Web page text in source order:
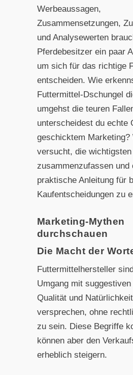
Werbeaussagen,
Zusammensetzungen,
und Analysewerten
Pferdebesitzer ein paar
um sich für das richtige
entscheiden. Wie
Futtermittel-Dschungel
umgehst die teuren
unterscheidest du echte
geschicktem Marketing?
versucht, die
zusammenzufassen und
praktische Anleitung für
Kaufentscheidungen zu
Marketing-Mythen
durchschauen
Die Macht der
Futtermittelhersteller
Umgang mit
Qualität und Natürlichkeit
versprechen, ohne
zu sein. Diese Begriffe
können aber den
erheblich steigern.